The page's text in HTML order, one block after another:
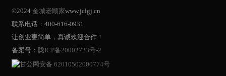
©2024金城老顾家www.jclgj.cn
联系电话：400-616-0931
让创业更简单，真诚欢迎合作！
备案号： 陇ICP备20002723号-2
甘公网安备 62010502000774号